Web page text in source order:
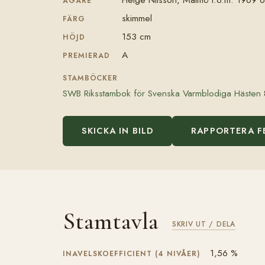
FÄRG skimmel
HÖJD 153 cm
PREMIERAD A
STAMBÖCKER
SWB Riksstambok för Svenska Varmblodiga Hästen
SKICKA IN BILD RAPPORTERA
Stamtavla SKRIV UT / DELA
INAVELSKOEFFICIENT (4 NIVÅER) 1,56 %